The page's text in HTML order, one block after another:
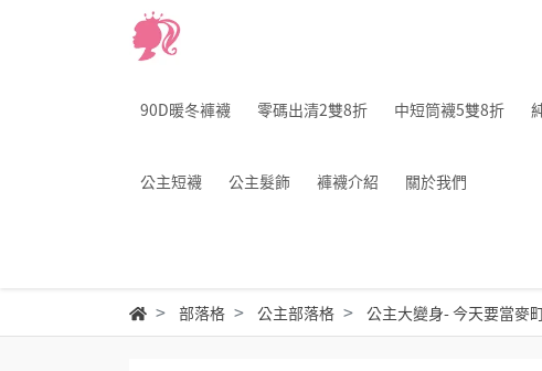
90D暖冬褲襪 零碼出清2雙8折 中短筒襪5雙8折
公主短襪 公主髮飾 褲襪介紹 關於我們
部落格 公主部落格 公主大變身- 今天要當麥